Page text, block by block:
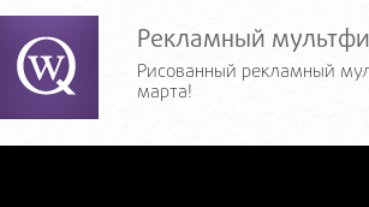
Рекламный
Рисованный рекламный
марта!